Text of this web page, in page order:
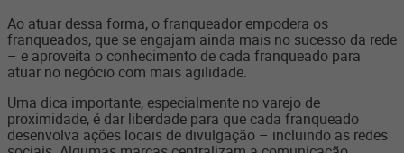
Ao atuar dessa forma, o franqueador empodera os
franqueados, que se engajam ainda mais no sucesso da rede
– e aproveita o conhecimento de cada franqueado para
atuar no negócio com mais agilidade.
Uma dica importante, especialmente no varejo de
proximidade, é dar liberdade para que cada franqueado
desenvolva ações locais de divulgação – incluindo as redes